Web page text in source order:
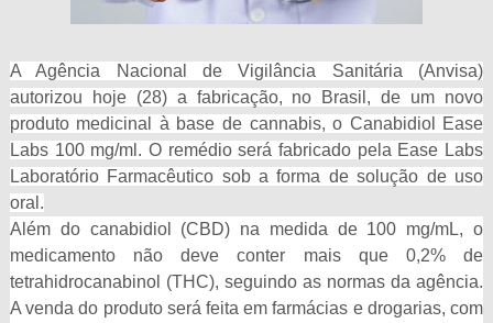
A Agência Nacional de Vigilância Sanitária (Anvisa)
autorizou hoje (28) a fabricação, no Brasil, de um novo
produto medicinal à base de cannabis, o Canabidiol Ease
Labs 100 mg/ml. O remédio será fabricado pela Ease Labs
Laboratório Farmacêutico sob a forma de solução de uso
oral.
Além do canabidiol (CBD) na medida de 100 mg/mL, o
medicamento não deve conter mais que 0,2% de
tetrahidrocanabinol (THC), seguindo as normas da agência.
A venda do produto será feita em farmácias e drogarias, com